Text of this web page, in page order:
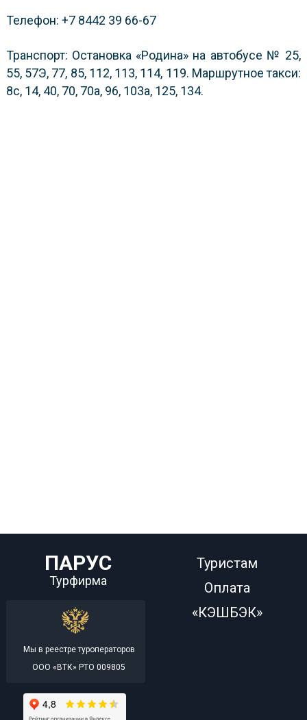
Телефон: +7 8442 39 66-67
Транспорт: Остановка «Родина» на автобусе № 25,
55, 57Э, 77, 85, 112, 113, 114, 119. Маршрутное такси:
8с, 14, 40, 70, 70а, 96, 103а, 125, 134.
ПАРУС
Турфирма
Мы в реестре туроператоров
ООО «ВТК» РТО 009805
Туристам
Оплата
«КЭШБЭК»